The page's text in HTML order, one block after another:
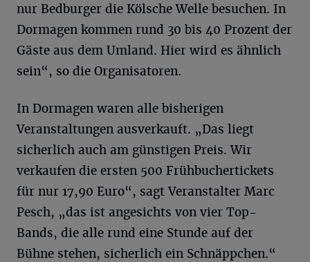
nur Bedburger die Kölsche Welle besuchen. In
Dormagen kommen rund 30 bis 40 Prozent der
Gäste aus dem Umland. Hier wird es ähnlich
sein“, so die Organisatoren.
In Dormagen waren alle bisherigen
Veranstaltungen ausverkauft. „Das liegt
sicherlich auch am günstigen Preis. Wir
verkaufen die ersten 500 Frühbuchertickets
für nur 17,90 Euro“, sagt Veranstalter Marc
Pesch, „das ist angesichts von vier Top-
Bands, die alle rund eine Stunde auf der
Bühne stehen, sicherlich ein Schnäppchen.“